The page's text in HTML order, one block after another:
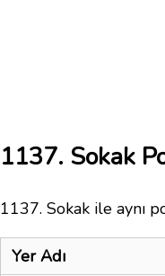
1137. Sokak
1137. Sokak ile aynı
Yer Adı